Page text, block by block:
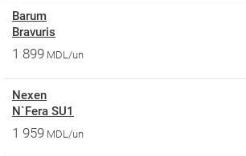
Barum
Bravuris
1 899 MDL/un
Nexen
N`Fera SU1
1 959 MDL/un